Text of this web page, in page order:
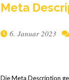
Meta
6. Januar 2023
Die Meta Description